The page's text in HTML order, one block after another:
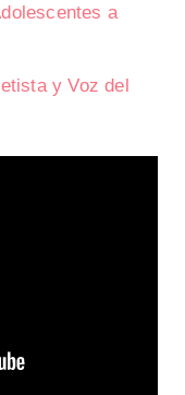
a
y Voz del